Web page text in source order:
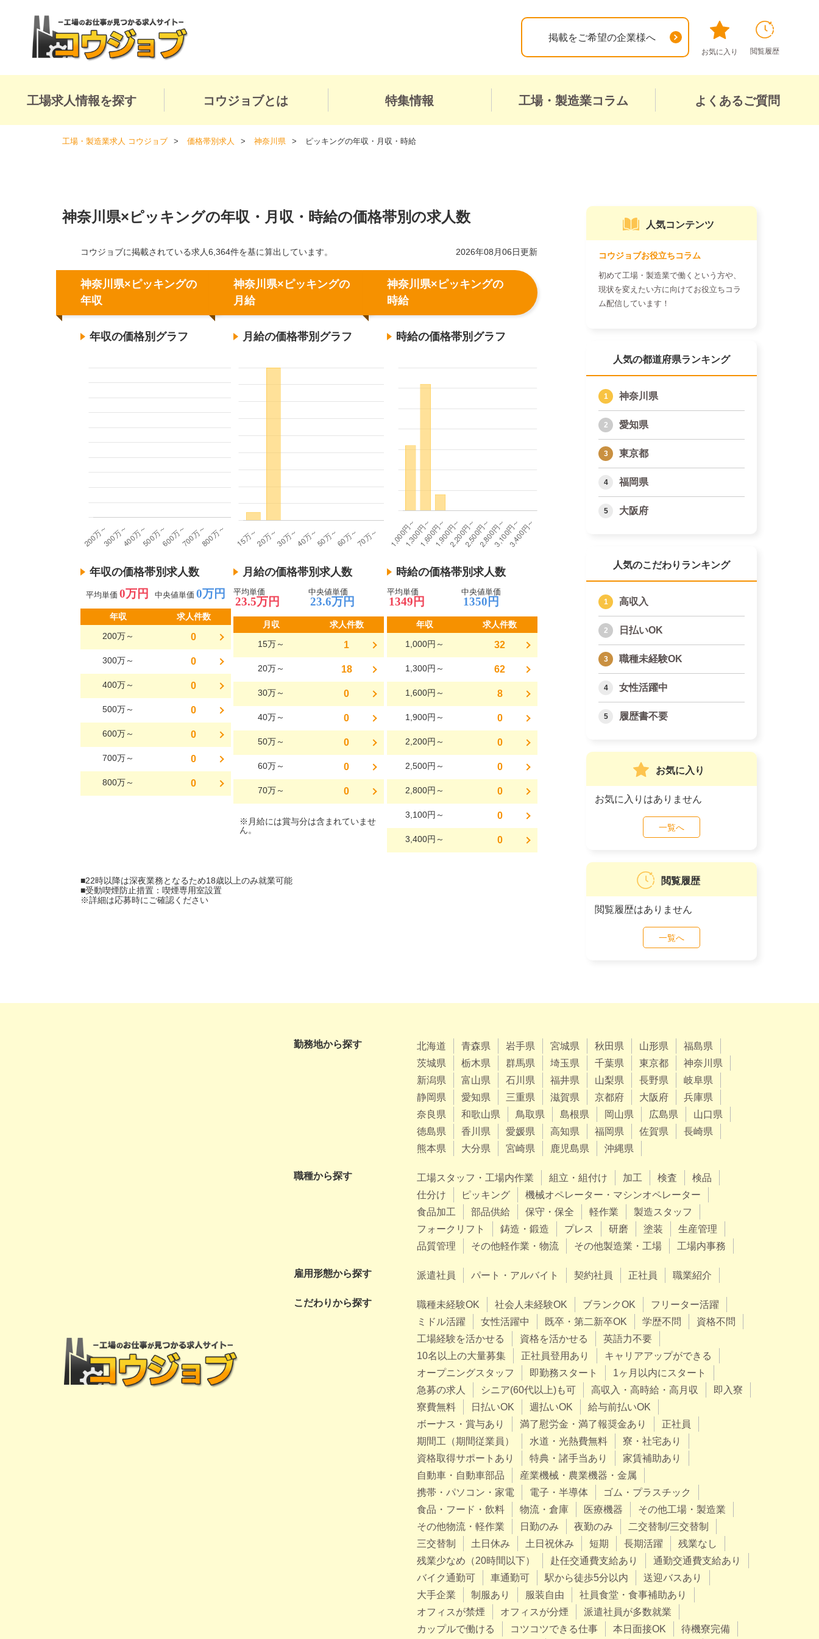
掲載をご希望の企業様へ
お気に入り 閲覧履歴
工場求人情報を探す コウジョブとは 特集情報 工場・製造業コラム よくあるご質問
工場・製造業求人 コウジョブ 価格帯別求人 神奈川県 ピッキングの年収・月収・時給
神奈川県×ピッキングの年収・月収・時給の価格帯別の求人数
2026年08月06日更新
コウジョブに掲載されている求人6,364件を基に算出しています。
神奈川県×ピッキングの
年収
年収の価格別グラフ
年収の価格帯別求人数
平均単価 0万円 中央値単価 0万円
年収
求人件数
200万～
0
300万～ 0
400万～ 0
500万～ 0
600万～ 0
700万～ 0
800万～ 0
神奈川県×ピッキングの
月給
月給の価格帯別グラフ
月給の価格帯別求人数
平均単価
23.5万円
中央値単価
23.6万円
月収
求人件数
15万～
1
20万～ 18
30万～ 0
40万～ 0
50万～ 0
60万～ 0
70万～ 0
※月給には賞与分は含まれていませ
ん。
神奈川県×ピッキングの
時給
時給の価格帯別グラフ
時給の価格帯別求人数
平均単価
1349円
中央値単価
1350円
年収
求人件数
1,000円～
32
1,300円～ 62
1,600円～ 8
1,900円～ 0
2,200円～ 0
2,500円～ 0
2,800円～ 0
3,100円～ 0
3,400円～ 0
人気コンテンツ
コウジョブお役立ちコラム
初めて工場・製造業で働くという方や、
現状を変えたい方に向けてお役立ちコラ
ム配信しています！
人気の都道府県ランキング
神奈川県
愛知県
東京都
福岡県
大阪府
人気のこだわりランキング
高収入
日払いOK
職種未経験OK
女性活躍中
履歴書不要
お気に入り
お気に入りはありません
一覧へ
閲覧履歴
閲覧履歴はありません
一覧へ
勤務地から探す 北海道 青森県 岩手県 宮城県 秋田県 山形県
福島県
茨城県
栃木県 群馬県 埼玉県 千葉県 東京都
神奈川県
新潟県
富山県 石川県 福井県 山梨県 長野県
岐阜県
静岡県
愛知県 三重県 滋賀県 京都府 大阪府
兵庫県
奈良県
和歌山県 鳥取県 島根県 岡山県 広島県
山口県
徳島県
香川県 愛媛県 高知県 福岡県 佐賀県
長崎県
熊本県
大分県 宮崎県 鹿児島県 沖縄県
職種から探す 工場スタッフ・工場内作業 組立・組付け 加工 検査
検品
仕分け
ピッキング
機械オペレーター・マシンオペレーター
食品加工
部品供給 保守・保全 軽作業
製造スタッフ
フォークリフト
鋳造・鍛造 プレス 研磨 塗装
生産管理
品質管理
その他軽作業・物流 その他製造業・工場 工場内事務
雇用形態から探す 派遣社員 パート・アルバイト 契約社員 正社員 職業紹介
こだわりから探す 職種未経験OK 社会人未経験OK ブランクOK
フリーター活躍
ミドル活躍
女性活躍中 既卒・第二新卒OK 学歴不問
資格不問
工場経験を活かせる
資格を活かせる
英語力不要
10名以上の大量募集
正社員登用あり
キャリアアップができる
オープニングスタッフ
即勤務スタート
1ヶ月以内にスタート
急募の求人
シニア(60代以上)も可 高収入・高時給・高月収
即入寮
寮費無料
日払いOK 週払いOK
給与前払いOK
ボーナス・賞与あり
満了慰労金・満了報奨金あり
正社員
期間工（期間従業員）
水道・光熱費無料
寮・社宅あり
資格取得サポートあり
特典・諸手当あり
家賃補助あり
自動車・自動車部品
産業機械・農業機器・金属
携帯・パソコン・家電
電子・半導体
ゴム・プラスチック
食品・フード・飲料
物流・倉庫 医療機器
その他工場・製造業
その他物流・軽作業
日勤のみ 夜勤のみ
二交替制/三交替制
三交替制
土日休み 土日祝休み 短期 長期活躍
残業なし
残業少なめ（20時間以下）
赴任交通費支給あり
通勤交通費支給あり
バイク通勤可
車通勤可 駅から徒歩5分以内
送迎バスあり
大手企業
制服あり 服装自由
社員食堂・食事補助あり
オフィスが禁煙
オフィスが分煙
派遣社員が多数就業
カップルで働ける
コツコツできる仕事 本日面接OK 待機寮完備